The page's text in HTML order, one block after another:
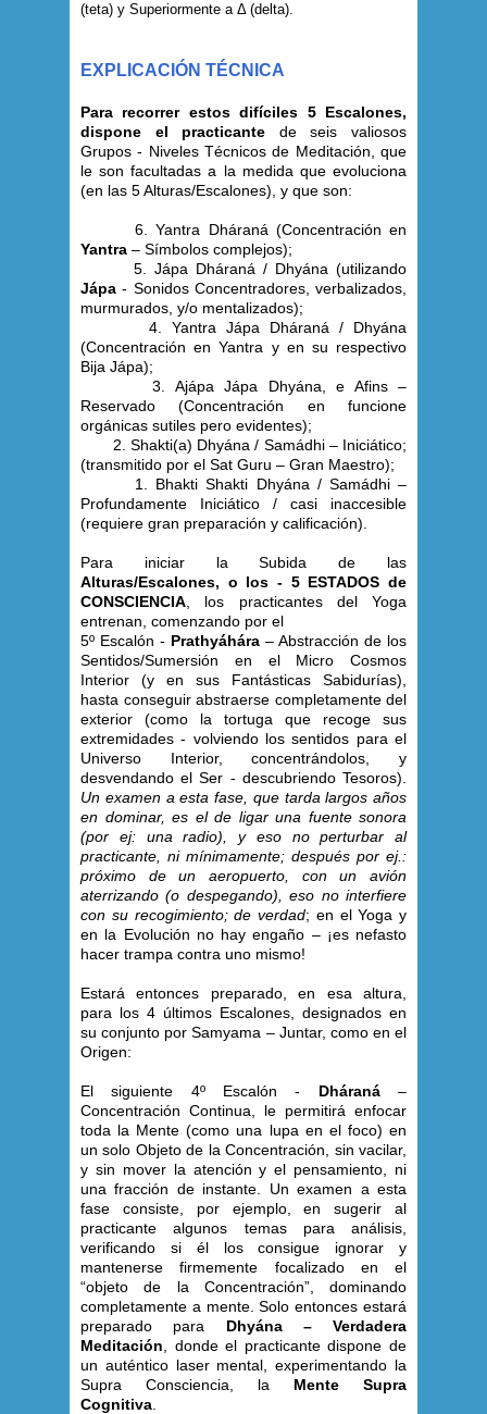
(teta) y Superiormente a Δ (delta).
EXPLICACIÓN TÉCNICA
Para recorrer estos difíciles 5 Escalones,
dispone el practicante de seis valiosos
Grupos - Niveles Técnicos de Meditación, que
le son facultadas a la medida que evoluciona
(en las 5 Alturas/Escalones), y que son:
6. Yantra Dháraná (Concentración en
Yantra – Símbolos complejos);
5. Jápa Dháraná / Dhyána (utilizando
Jápa- Sonidos Concentradores, verbalizados,
murmurados, y/o mentalizados);
4. Yantra Jápa Dháraná / Dhyána
(Concentración en Yantra y en su respectivo
Bija Jápa);
3. Ajápa Jápa Dhyána, e Afins –
Reservado (Concentración en funcione
orgánicas sutiles pero evidentes);
2. Shakti(a) Dhyána / Samádhi – Iniciático;
(transmitido por el Sat Guru – Gran Maestro);
1. Bhakti Shakti Dhyána / Samádhi –
Profundamente Iniciático / casi inaccesible
(requiere gran preparación y calificación).
Para iniciar la Subida de las
Alturas/Escalones, o los - 5 ESTADOS de
CONSCIENCIA , los practicantes del Yoga
entrenan, comenzando por el
5º Escalón - Prathyáhára – Abstracción de los
Sentidos/Sumersión en el Micro Cosmos
Interior (y en sus Fantásticas Sabidurías),
hasta conseguir abstraerse completamente del
exterior (como la tortuga que recoge sus
extremidades - volviendo los sentidos para el
Universo Interior, concentrándolos, y
desvendando el Ser - descubriendo Tesoros).
Un examen a esta fase, que tarda largos años
en dominar, es el de ligar una fuente sonora
(por ej: una radio), y eso no perturbar al
practicante, ni mínimamente; después por ej.:
próximo de un aeropuerto, con un avión
aterrizando (o despegando), eso no interfiere
con su recogimiento; de verdad; en el Yoga y
en la Evolución no hay engaño – ¡es nefasto
hacer trampa contra uno mismo!
Estará entonces preparado, en esa altura,
para los 4 últimos Escalones, designados en
su conjunto por Samyama – Juntar, como en el
Origen:
El siguiente 4º Escalón - Dháraná–
Concentración Continua, le permitirá enfocar
toda la Mente (como una lupa en el foco) en
un solo Objeto de la Concentración, sin vacilar,
y sin mover la atención y el pensamiento, ni
una fracción de instante. Un examen a esta
fase consiste, por ejemplo, en sugerir al
practicante algunos temas para análisis,
verificando si él los consigue ignorar y
mantenerse firmemente focalizado en el
“objeto de la Concentración”, dominando
completamente a mente. Solo entonces estará
preparado para Dhyána – Verdadera
Meditación , donde el practicante dispone de
un auténtico laser mental, experimentando la
Supra Consciencia, la Mente Supra
Cognitiva